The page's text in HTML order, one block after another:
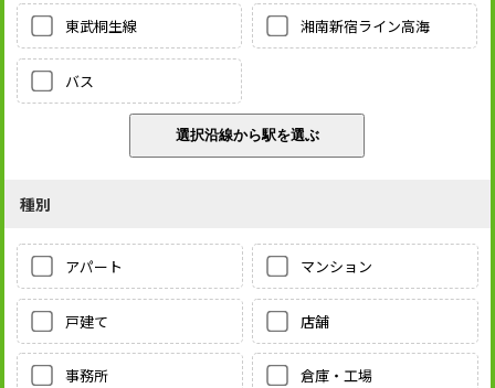
東武桐生線 湘南新宿ライン高海
バス
種別
アパート マンション
戸建て 店舗
事務所 倉庫・工場